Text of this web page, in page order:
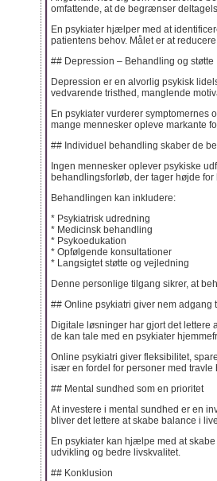
omfattende, at de begrænser
En psykiater hjælper med at
patientens behov. Målet er at
## Depression – Behandling og støtte
Depression er en alvorlig psykisk
vedvarende tristhed, manglende
En psykiater vurderer symptomernes
mange mennesker opleve markante
## Individuel behandling skaber de
Ingen mennesker oplever psykiske
behandlingsforløb, der tager højde for
Behandlingen kan inkludere:
* Psykiatrisk udredning
* Medicinsk behandling
* Psykoedukation
* Opfølgende konsultationer
* Langsigtet støtte og vejledning
Denne personlige tilgang sikrer, at
## Online psykiatri giver nem
Digitale løsninger har gjort det
de kan tale med en psykiater
Online psykiatri giver fleksibilitet,
især en fordel for personer med
## Mental sundhed som en prioritet
At investere i mental sundhed er en
bliver det lettere at skabe balance i
En psykiater kan hjælpe med at
udvikling og bedre livskvalitet.
## Konklusion